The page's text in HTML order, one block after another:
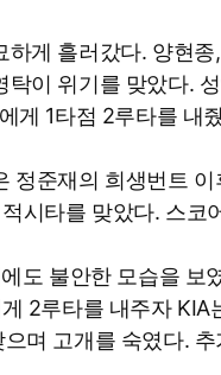
게 흘러갔다. 양현
탁이 위기를 맞았다.
게 1타점 2루타를 내
정준재의 희생번트
시타를 맞았다. 스코
도 불안한 모습을 보
2루타를 내주자
며 고개를 숙였다.